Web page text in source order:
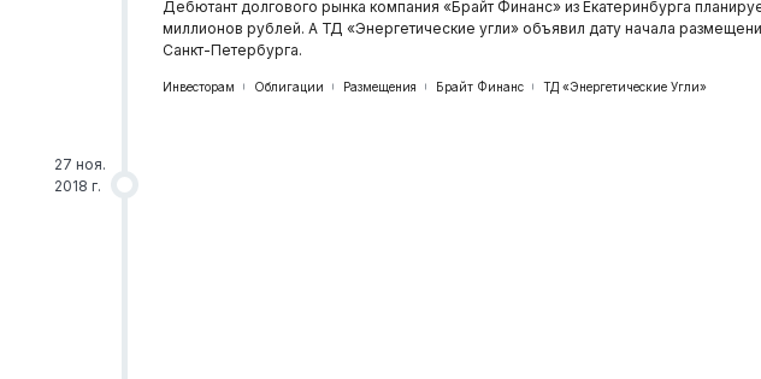
Дебютант долгового рынка компания «Брайт Финанс» из Екатеринбурга
миллионов рублей. А ТД «Энергетические угли» объявил дату начала
Санкт-Петербурга.
Инвесторам Облигации Размещения Брайт Финанс ТД «Энергетические Угли»
27 ноя.
2018 г.